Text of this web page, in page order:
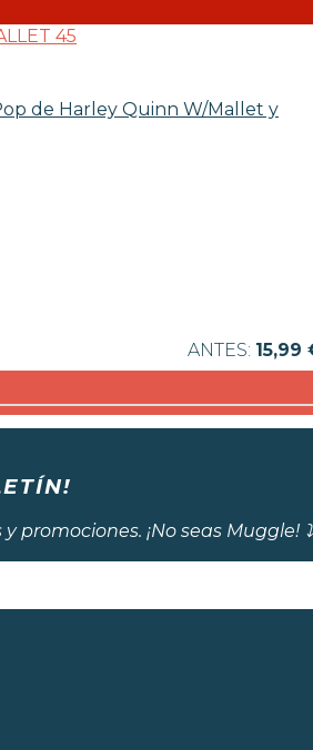
de Harley Quinn W/Mallet y
15,99
promociones. ¡No seas Muggle! ⤵️